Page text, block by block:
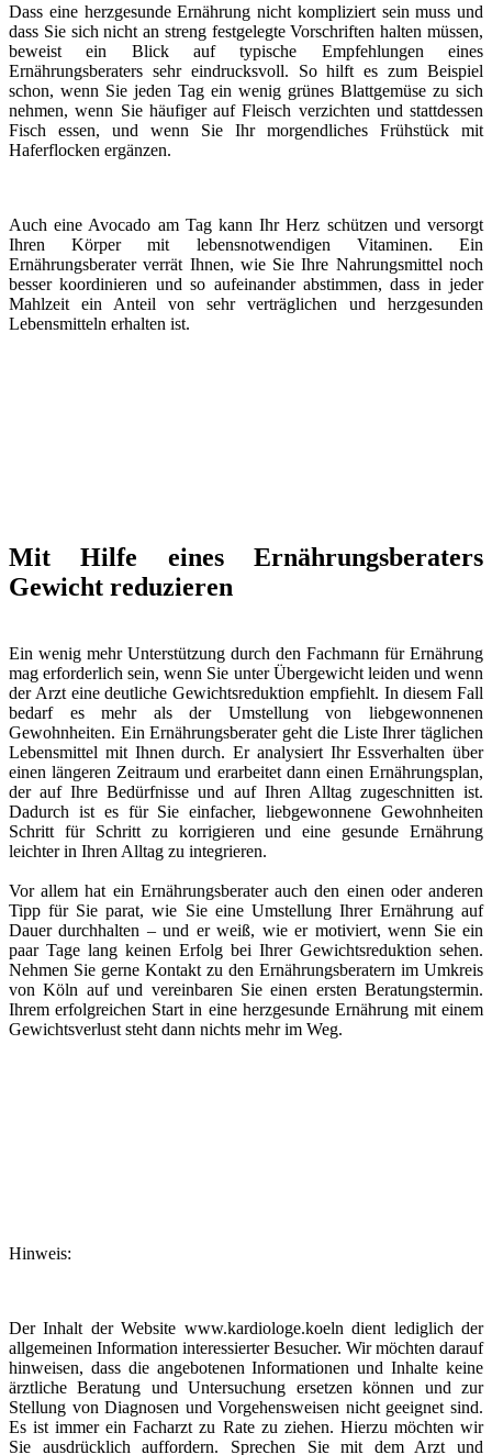
Dass eine herzgesunde Ernährung nicht kompliziert sein muss und
dass Sie sich nicht an streng festgelegte Vorschriften halten müssen,
beweist ein Blick auf typische Empfehlungen eines
Ernährungsberaters sehr eindrucksvoll. So hilft es zum Beispiel
schon, wenn Sie jeden Tag ein wenig grünes Blattgemüse zu sich
nehmen, wenn Sie häufiger auf Fleisch verzichten und stattdessen
Fisch essen, und wenn Sie Ihr morgendliches Frühstück mit
Haferflocken ergänzen.
Auch eine Avocado am Tag kann Ihr Herz schützen und versorgt
Ihren Körper mit lebensnotwendigen Vitaminen. Ein
Ernährungsberater verrät Ihnen, wie Sie Ihre Nahrungsmittel noch
besser koordinieren und so aufeinander abstimmen, dass in jeder
Mahlzeit ein Anteil von sehr verträglichen und herzgesunden
Lebensmitteln erhalten ist.
Mit Hilfe eines Ernährungsberaters
Gewicht reduzieren
Ein wenig mehr Unterstützung durch den Fachmann für Ernährung
mag erforderlich sein, wenn Sie unter Übergewicht leiden und wenn
der Arzt eine deutliche Gewichtsreduktion empfiehlt. In diesem Fall
bedarf es mehr als der Umstellung von liebgewonnenen
Gewohnheiten. Ein Ernährungsberater geht die Liste Ihrer täglichen
Lebensmittel mit Ihnen durch. Er analysiert Ihr Essverhalten über
einen längeren Zeitraum und erarbeitet dann einen Ernährungsplan,
der auf Ihre Bedürfnisse und auf Ihren Alltag zugeschnitten ist.
Dadurch ist es für Sie einfacher, liebgewonnene Gewohnheiten
Schritt für Schritt zu korrigieren und eine gesunde Ernährung
leichter in Ihren Alltag zu integrieren.
Vor allem hat ein Ernährungsberater auch den einen oder anderen
Tipp für Sie parat, wie Sie eine Umstellung Ihrer Ernährung auf
Dauer durchhalten – und er weiß, wie er motiviert, wenn Sie ein
paar Tage lang keinen Erfolg bei Ihrer Gewichtsreduktion sehen.
Nehmen Sie gerne Kontakt zu den Ernährungsberatern im Umkreis
von Köln auf und vereinbaren Sie einen ersten Beratungstermin.
Ihrem erfolgreichen Start in eine herzgesunde Ernährung mit einem
Gewichtsverlust steht dann nichts mehr im Weg.
Hinweis:
Der Inhalt der Website www.kardiologe.koeln dient lediglich der
allgemeinen Information interessierter Besucher. Wir möchten darauf
hinweisen, dass die angebotenen Informationen und Inhalte keine
ärztliche Beratung und Untersuchung ersetzen können und zur
Stellung von Diagnosen und Vorgehensweisen nicht geeignet sind.
Es ist immer ein Facharzt zu Rate zu ziehen. Hierzu möchten wir
Sie ausdrücklich auffordern. Sprechen Sie mit dem Arzt und